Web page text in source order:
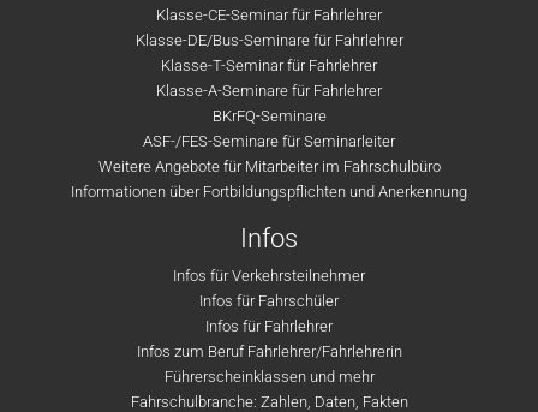
Klasse-CE-Seminar für Fahrlehrer
Klasse-DE/Bus-Seminare für Fahrlehrer
Klasse-T-Seminar für Fahrlehrer
Klasse-A-Seminare für Fahrlehrer
BKrFQ-Seminare
ASF-/FES-Seminare für Seminarleiter
Weitere Angebote für Mitarbeiter im Fahrschulbüro
Informationen über Fortbildungspflichten und Anerkennung
Infos
Infos für Verkehrsteilnehmer
Infos für Fahrschüler
Infos für Fahrlehrer
Infos zum Beruf Fahrlehrer/Fahrlehrerin
Führerscheinklassen und mehr
Fahrschulbranche: Zahlen, Daten, Fakten